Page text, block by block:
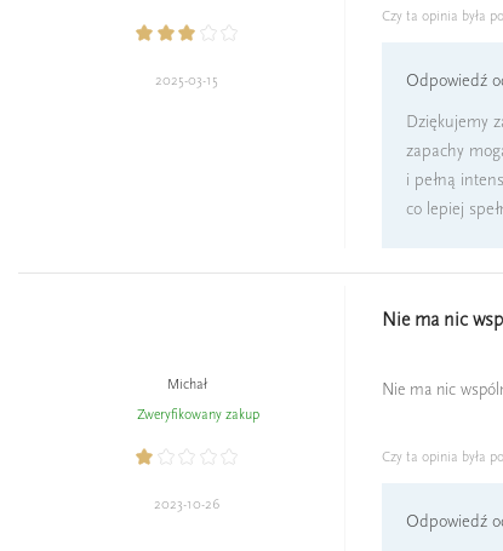
2025-03-15
Czy ta opinia była
Odpowiedź
Dziękujemy
zapachy
i pełną
co lepiej
Michał
Zweryfikowany zakup
2023-10-26
Nie ma nic
Nie ma nic
Czy ta opinia była
Odpowiedź